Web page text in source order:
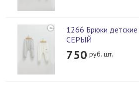
1266 Брюки
СЕРЫЙ
750 руб. шт.